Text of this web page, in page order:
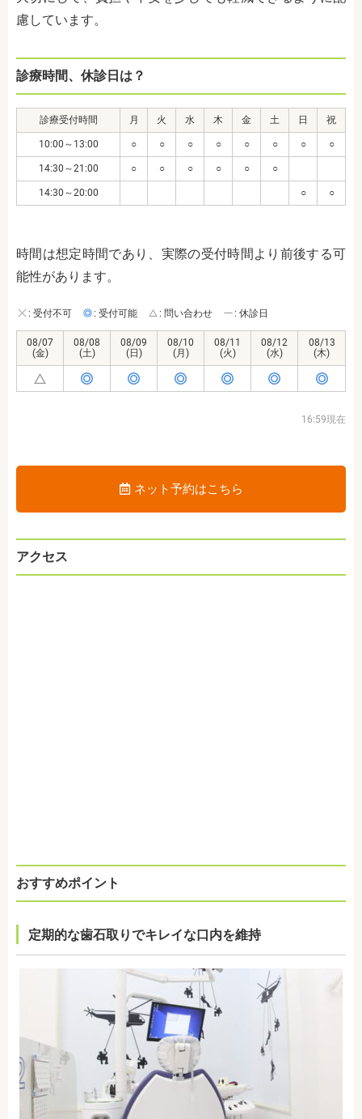
慮しています。
診療時間、休診日は？
診療受付時間 月 火 水 木 金 土 日 祝
10:00～13:00 ○ ○ ○ ○ ○ ○ ○ ○
14:30～21:00 ○ ○ ○ ○ ○ ○
14:30～20:00 ○ ○
時間は想定時間であり、実際の受付時間より前後する可
能性があります。
: 受付不可 : 受付可能 : 問い合わせ : 休診日
08/07
(金)
08/08
(土)
08/09
(日)
08/10
(月)
08/11
(火)
08/12
(水)
08/13
(木)
16:59現在
ネット予約はこちら
アクセス
おすすめポイント
定期的な歯石取りでキレイな口内を維持